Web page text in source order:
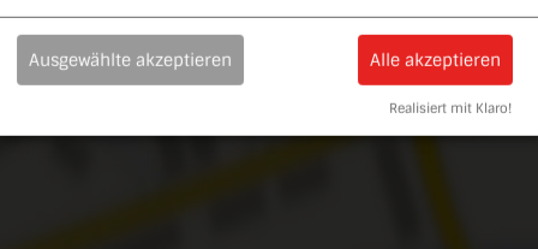
Ausgewählte akzeptieren Alle akzeptieren
Realisiert mit Klaro!